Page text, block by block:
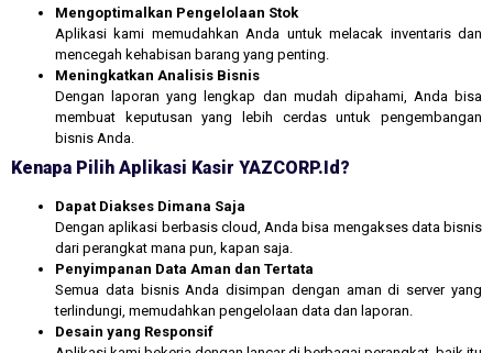
Mengoptimalkan Pengelolaan Stok
Aplikasi kami memudahkan Anda untuk melacak inventaris dan
mencegah kehabisan barang yang penting.
Meningkatkan Analisis Bisnis
Dengan laporan yang lengkap dan mudah dipahami, Anda bisa
membuat keputusan yang lebih cerdas untuk pengembangan
bisnis Anda.
Kenapa Pilih Aplikasi Kasir YAZCORP.id?
Dapat Diakses Dimana Saja
Dengan aplikasi berbasis cloud, Anda bisa mengakses data bisnis
dari perangkat mana pun, kapan saja.
Penyimpanan Data Aman dan Tertata
Semua data bisnis Anda disimpan dengan aman di server yang
terlindungi, memudahkan pengelolaan data dan laporan.
Desain yang Responsif